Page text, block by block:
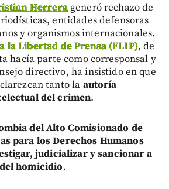
Herrera generó rechazo de
entidades defensoras
y organismos internacionales.
la Libertad de Prensa (FLIP), de
hacía parte como corresponsal y
directivo, ha insistido en que
tanto la autoría
del crimen.
del Alto Comisionado de
para los Derechos Humanos
judicializar y sancionar a
homicidio.